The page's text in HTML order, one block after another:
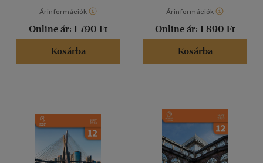
Árinformációk
Online ár: 1 790 Ft
Kosárba
Árinformációk
Online ár: 1 890 Ft
Kosárba